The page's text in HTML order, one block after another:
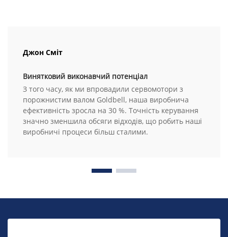
Джон Сміт
Винятковий виконавчий потенціал
З того часу, як ми впровадили сервомотори з
порожнистим валом Goldbell, наша виробнича
ефективність зросла на 30 %. Точність керування
значно зменшила обсяги відходів, що робить наші
виробничі процеси більш сталими.